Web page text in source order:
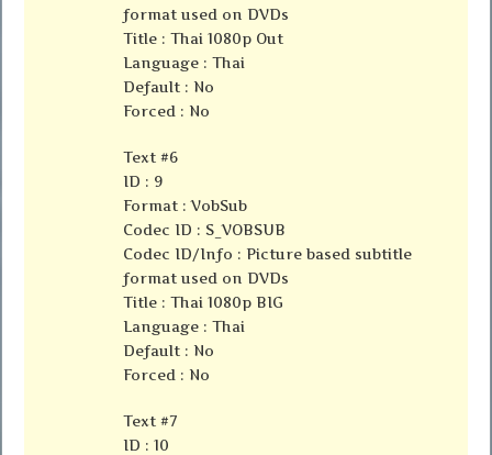
format used on DVDs
Title : Thai 1080p Out
Language : Thai
Default : No
Forced : No
Text #6
ID : 9
Format : VobSub
Codec ID : S_VOBSUB
Codec ID/Info : Picture based subtitle
format used on DVDs
Title : Thai 1080p BIG
Language : Thai
Default : No
Forced : No
Text #7
ID : 10